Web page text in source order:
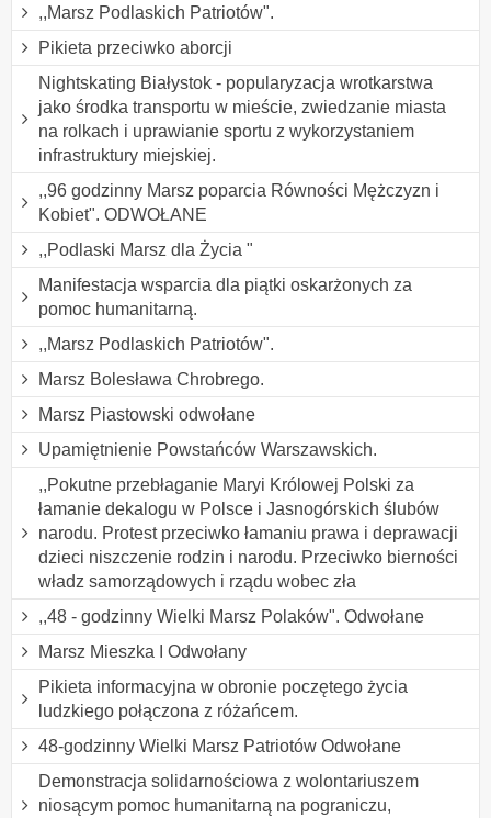
,,Marsz Podlaskich Patriotów".
Pikieta przeciwko aborcji
Nightskating Białystok - popularyzacja wrotkarstwa
jako środka transportu w mieście, zwiedzanie miasta
na rolkach i uprawianie sportu z wykorzystaniem
infrastruktury miejskiej.
,,96 godzinny Marsz poparcia Równości Mężczyzn i
Kobiet". ODWOŁANE
,,Podlaski Marsz dla Życia "
Manifestacja wsparcia dla piątki oskarżonych za
pomoc humanitarną.
,,Marsz Podlaskich Patriotów".
Marsz Bolesława Chrobrego.
Marsz Piastowski odwołane
Upamiętnienie Powstańców Warszawskich.
,,Pokutne przebłaganie Maryi Królowej Polski za
łamanie dekalogu w Polsce i Jasnogórskich ślubów
narodu. Protest przeciwko łamaniu prawa i deprawacji
dzieci niszczenie rodzin i narodu. Przeciwko bierności
władz samorządowych i rządu wobec zła
,,48 - godzinny Wielki Marsz Polaków". Odwołane
Marsz Mieszka I Odwołany
Pikieta informacyjna w obronie poczętego życia
ludzkiego połączona z różańcem.
48-godzinny Wielki Marsz Patriotów Odwołane
Demonstracja solidarnościowa z wolontariuszem
niosącym pomoc humanitarną na pograniczu,